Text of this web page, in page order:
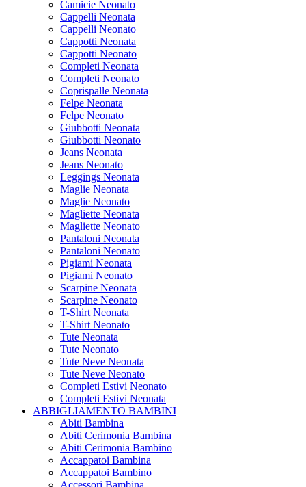
Camicie Neonato
Cappelli Neonata
Cappelli Neonato
Cappotti Neonata
Cappotti Neonato
Completi Neonata
Completi Neonato
Coprispalle Neonata
Felpe Neonata
Felpe Neonato
Giubbotti Neonata
Giubbotti Neonato
Jeans Neonata
Jeans Neonato
Leggings Neonata
Maglie Neonata
Maglie Neonato
Magliette Neonata
Magliette Neonato
Pantaloni Neonata
Pantaloni Neonato
Pigiami Neonata
Pigiami Neonato
Scarpine Neonata
Scarpine Neonato
T-Shirt Neonata
T-Shirt Neonato
Tute Neonata
Tute Neonato
Tute Neve Neonata
Tute Neve Neonato
Completi Estivi Neonato
Completi Estivi Neonata
ABBIGLIAMENTO BAMBINI
Abiti Bambina
Abiti Cerimonia Bambina
Abiti Cerimonia Bambino
Accappatoi Bambina
Accappatoi Bambino
Accessori Bambina